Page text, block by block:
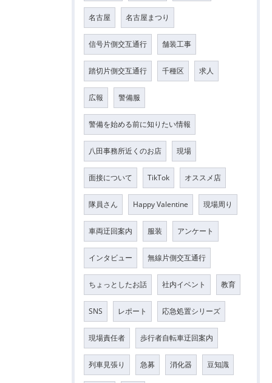
名古屋 名古屋まつり
信号片側交互通行 舗装工事
踏切片側交互通行 千種区 求人
広報 警備服
警備を始める前に知りたい情報
八田事務所近くのお店 現場
面接について TikTok オススメ店
隊員さん Happy Valentine 現場周り
車両迂回案内 服装 アンケート
インタビュー 無線片側交互通行
ちょっとしたお話 社内イベント 教育
SNS レポート 応急処置シリーズ
現場責任者 歩行者自転車迂回案内
列車見張り 急募 消化器 豆知識